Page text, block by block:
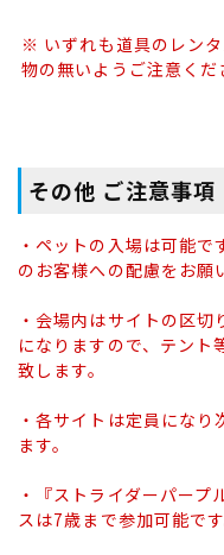
※ いずれも道具のレン
物の無いようご注意くだ
その他 ご注意事項
・ペットの入場は可能
のお客様への配慮をお願
・会場内はサイトの区
になりますので、テン
致します。
・各サイトは定員にな
ます。
・『ストライダーパー
スは7歳まで参加可能です